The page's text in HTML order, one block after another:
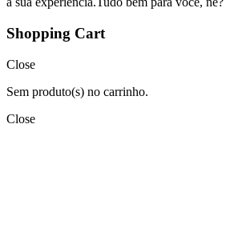
Shopping Cart
Close
Sem produto(s) no carrinho.
Close